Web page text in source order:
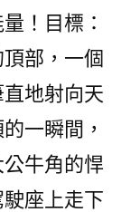
！目標：
部，一個
地射向天
一瞬間，
牛角的悍
座上走下